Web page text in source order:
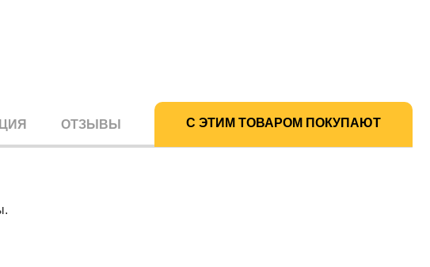
ОТЗЫВЫ С ЭТИМ ТОВАРОМ ПОКУПАЮТ